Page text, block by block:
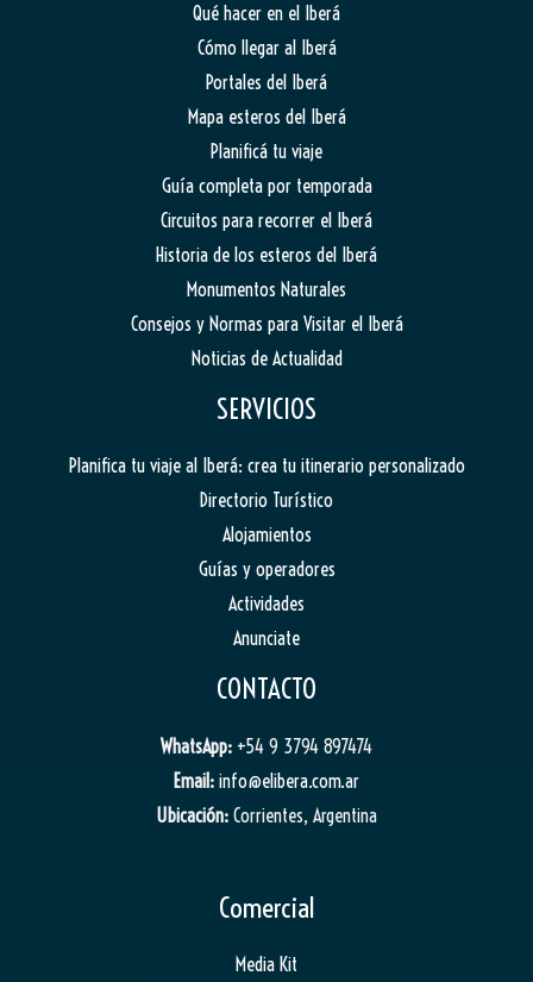
Qué hacer en el Iberá
Cómo llegar al Iberá
Portales del Iberá
Mapa esteros del Iberá
Planificá tu viaje
Guía completa por temporada
Circuitos para recorrer el Iberá
Historia de los esteros del Iberá
Monumentos Naturales
Consejos y Normas para Visitar el Iberá
Noticias de Actualidad
SERVICIOS
Planifica tu viaje al Iberá: crea tu itinerario personalizado
Directorio Turístico
Alojamientos
Guías y operadores
Actividades
Anunciate
CONTACTO
WhatsApp: +54 9 3794 897474
Email: info@elibera.com.ar
Ubicación: Corrientes, Argentina
Comercial
Media Kit